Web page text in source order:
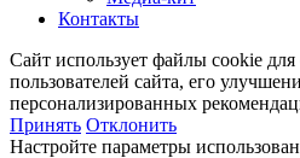
Контакты
Сайт использует файлы cookie для
пользователей сайта, его
персонализированных
Принять Отклонить
Настройте параметры